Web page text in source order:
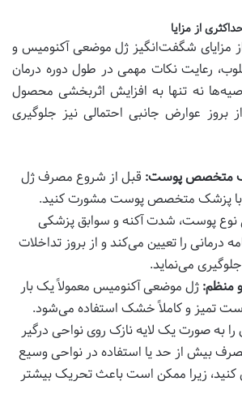
از مزایا
مزایای شگفت‌انگیز ژل موضعی آکنومیس و
رعایت نکات مهمی در طول دوره درمان
نه تنها به افزایش اثربخشی محصول
بروز عوارض جانبی احتمالی نیز جلوگیری
متخصص پوست: قبل از شروع مصرف ژل
با پزشک متخصص پوست مشورت کنید.
نوع پوست، شدت آکنه و سوابق پزشکی
درمانی را تعیین می‌کند و از بروز تداخلات
می‌نماید.
منظم: ژل موضعی آکنومیس معمولاً یک بار
تمیز و کاملاً خشک استفاده می‌شود.
را به صورت یک لایه نازک روی نواحی درگیر
مصرف بیش از حد یا استفاده در نواحی وسیع
زیرا ممکن است باعث تحریک بیشتر